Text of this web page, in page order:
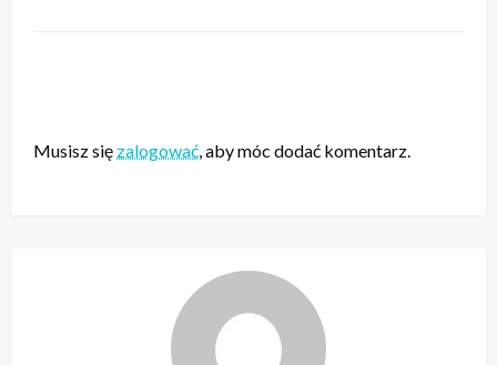
Musisz się zalogować , aby móc dodać komentarz.